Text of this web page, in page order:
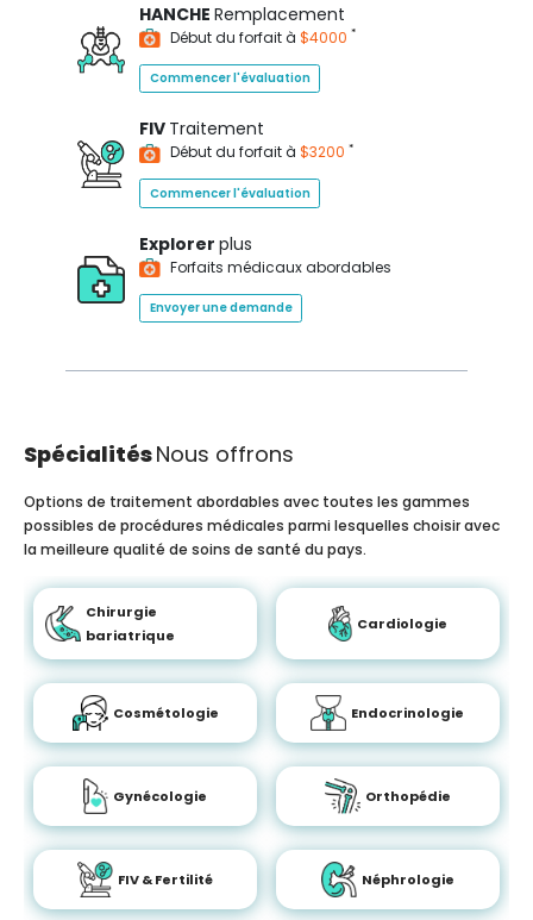
HANCHE Remplacement
Début du forfait à $4000 *
Commencer l'évaluation
FIV Traitement
Début du forfait à $3200 *
Commencer l'évaluation
Explorer plus
Forfaits médicaux abordables
Envoyer une demande
SpécialitésNous offrons
Options de traitement abordables avec toutes les gammes
possibles de procédures médicales parmi lesquelles choisir avec
la meilleure qualité de soins de santé du pays.
Chirurgie
bariatrique
Cardiologie
Cosmétologie Endocrinologie
Gynécologie Orthopédie
FIV & Fertilité Néphrologie